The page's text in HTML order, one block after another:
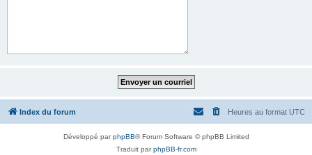
Index du forum Heures au format UTC
Développé parphpBB® Forum Software © phpBB Limited
Traduit parphpBB-fr.com